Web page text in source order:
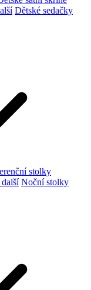
Dětské sedačky
stolky
Noční stolky